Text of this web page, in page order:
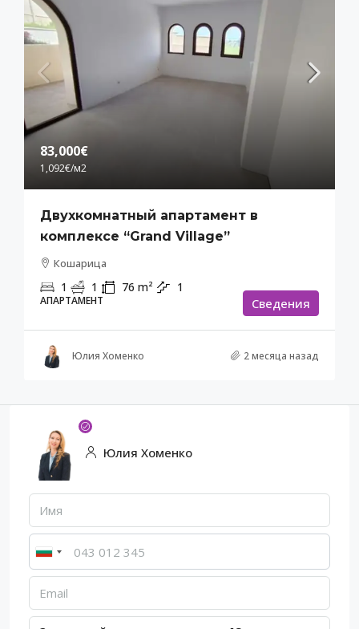
83,000€
1,092€/м2
Двухкомнатный апартамент в
комплексе “Grand Village”
Кошарица
1 1 76 m² 1
АПАРТАМЕНТ Cведения
Юлия Хоменко 2 месяца назад
Юлия Хоменко